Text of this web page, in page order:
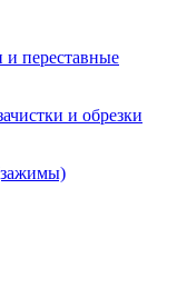
переставные
и обрезки